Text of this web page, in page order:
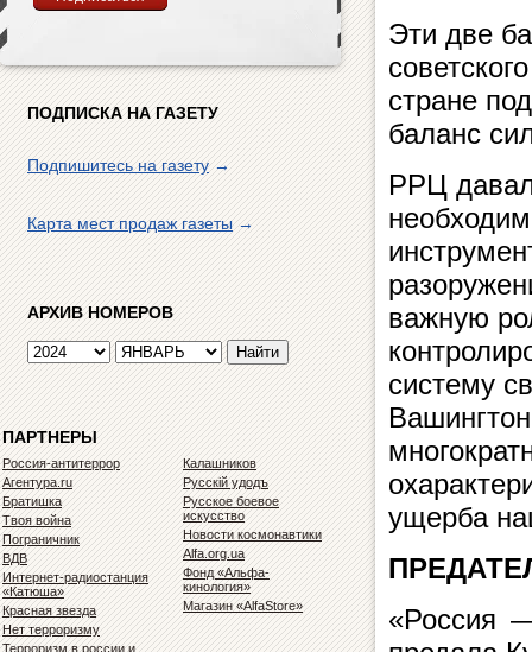
ПОДПИСКА НА ГАЗЕТУ
Подпишитесь на газету→
Карта мест продаж газеты→
АРХИВ НОМЕРОВ
ПАРТНЕРЫ
Россия-антитеррор
Агентура.ru
Братишка
Твоя война
Пограничник
ВДВ
Интернет-радиостанция
«Катюша»
Красная звезда
Нет терроризму
Терроризм в россии и
Калашников
Русскiй удодъ
Русское боевое
искусство
Новости космонавтики
Alfa.org.ua
Фонд «Альфа-
кинология»
Магазин «AlfaStore»
Эти две
стране
баланс
РРЦ
важную
систему
ущерба
«Россия